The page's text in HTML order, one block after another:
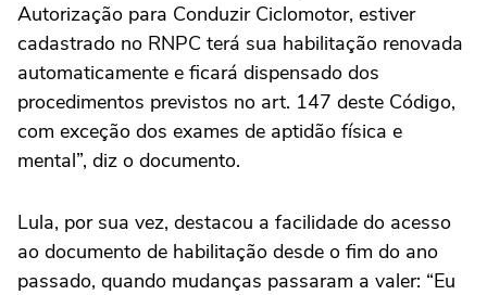
Autorização para Conduzir Ciclomotor, estiver
cadastrado no RNPC terá sua habilitação renovada
automaticamente e ficará dispensado dos
procedimentos previstos no art. 147 deste Código,
com exceção dos exames de aptidão física e
mental”, diz o documento.
Lula, por sua vez, destacou a facilidade do acesso
ao documento de habilitação desde o fim do ano
passado, quando mudanças passaram a valer: “Eu